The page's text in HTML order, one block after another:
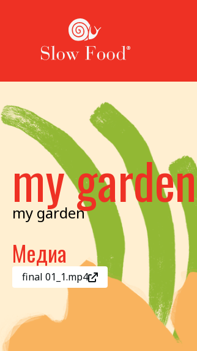
my garden
my garden
Медиа
final 01_1.mp4